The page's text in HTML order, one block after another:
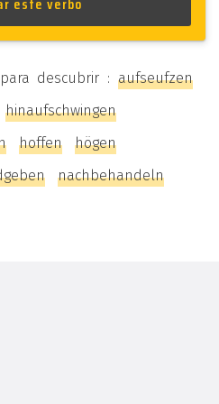
descubrir : aufseufzen
hinaufschwingen
hoffen
högen
nachbehandeln